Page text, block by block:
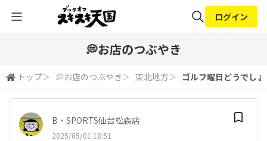
検索
ログイン
💭お店のつぶやき
トップ＞ 💭お店のつぶやき ＞ 東北地方＞ ゴルフ曜日どうでし
B・SPORTS仙台松森店
2025/05/01 18:51